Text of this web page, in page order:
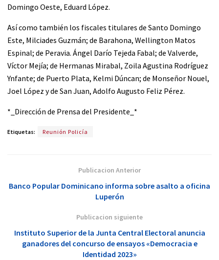
Domingo Oeste, Eduard López.
Así como también los fiscales titulares de Santo Domingo
Este, Milciades Guzmán; de Barahona, Wellington Matos
Espinal; de Peravia. Ángel Darío Tejeda Fabal; de Valverde,
Víctor Mejía; de Hermanas Mirabal, Zoila Agustina Rodríguez
Ynfante; de Puerto Plata, Kelmi Dúncan; de Monseñor Nouel,
Joel López y de San Juan, Adolfo Augusto Feliz Pérez.
*_Dirección de Prensa del Presidente_*
Etiquetas: Reunión Policía
Publicacion Anterior
Banco Popular Dominicano informa sobre asalto a oficina
Luperón
Publicacion siguiente
Instituto Superior de la Junta Central Electoral anuncia
ganadores del concurso de ensayos «Democracia e
Identidad 2023»